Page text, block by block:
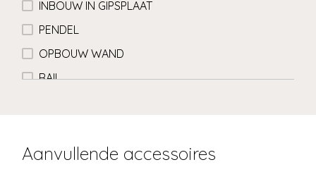
INBOUW IN GIPSPLAAT
PENDEL
OPBOUW WAND
RAIL
Aanvullende accessoires